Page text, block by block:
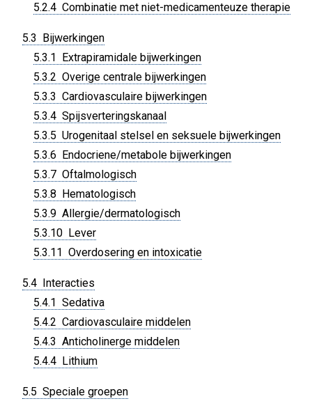
5.2.4 Combinatie met niet-medicamenteuze therapie
5.3 Bijwerkingen
5.3.1 Extrapiramidale bijwerkingen
5.3.2 Overige centrale bijwerkingen
5.3.3 Cardiovasculaire bijwerkingen
5.3.4 Spijsverteringskanaal
5.3.5 Urogenitaal stelsel en seksuele bijwerkingen
5.3.6 Endocriene/metabole bijwerkingen
5.3.7 Oftalmologisch
5.3.8 Hematologisch
5.3.9 Allergie/dermatologisch
5.3.10 Lever
5.3.11 Overdosering en intoxicatie
5.4 Interacties
5.4.1 Sedativa
5.4.2 Cardiovasculaire middelen
5.4.3 Anticholinerge middelen
5.4.4 Lithium
5.5 Speciale groepen